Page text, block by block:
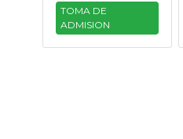
TOMA DE
ADMISION